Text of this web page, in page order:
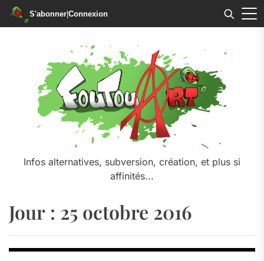
S'abonner|Connexion
Infos alternatives, subversion, création, et plus si
affinités...
Jour : 25 octobre 2016